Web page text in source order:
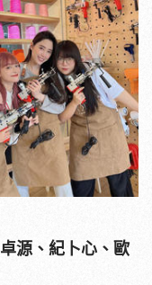
源、紀卜心、歐